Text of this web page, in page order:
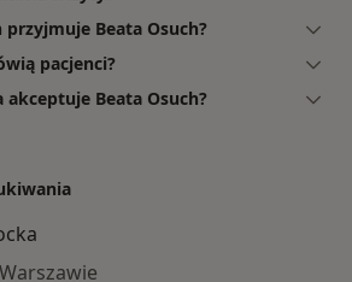
Beata Osuch?
pacjenci?
akceptuje Beata Osuch?